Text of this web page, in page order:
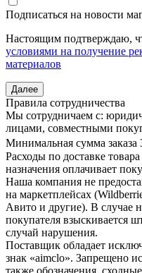
Подписаться на новости
Настоящим подтверждаю,
условиями на получение
материалов
Далее
Правила сотрудничества
Мы сотрудничаем с:
лицами, совместными
Минимальная сумма заказа
Расходы по доставке
назначения оплачивает
Наша компания не
на маркетплейсах
Авито и другие). В случае
покупателя взыскивается
случай нарушения.
Поставщик обладает
знак «аimclo». Запрещено